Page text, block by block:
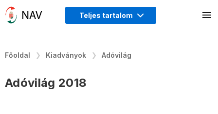
Teljes tartalom
Főoldal Kiadványok Adóvilág
Adóvilág 2018